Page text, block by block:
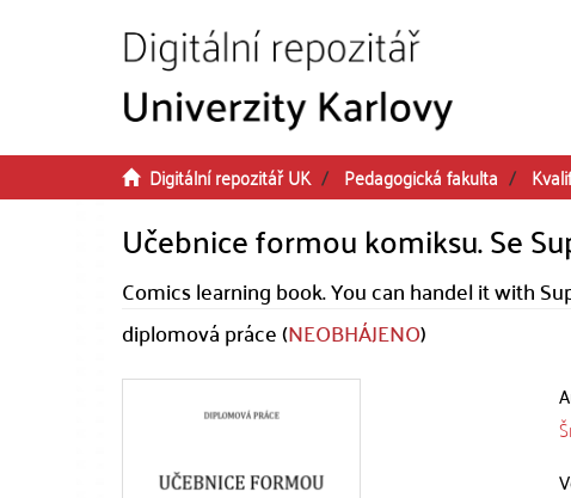
Digitální repozitář UK Pedagogická fakulta
Učebnice formou komiksu. Se
Comics learning book. You can handel it with
diplomová práce (NEOBHÁJENO)